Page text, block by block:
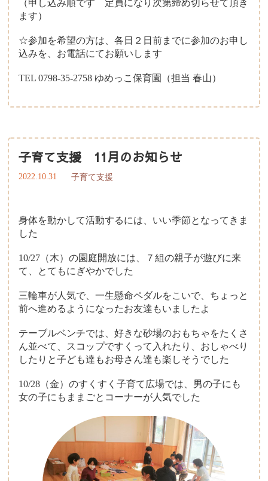
（申し込み順です 定員になり次第締め切らせて頂き
ます）
☆参加を希望の方は、各日２日前までに参加のお申し
込みを、お電話にてお願いします
TEL 0798-35-2758 ゆめっこ保育園（担当 春山）
子育て支援 11月のお知らせ
2022.10.31 子育て支援
身体を動かして活動するには、いい季節となってきま
した
10/27（木）の園庭開放には、７組の親子が遊びに来
て、とてもにぎやかでした
三輪車が人気で、一生懸命ペダルをこいで、ちょっと
前へ進めるようになったお友達もいましたよ
テーブルベンチでは、好きな砂場のおもちゃをたくさ
ん並べて、スコップですくって入れたり、おしゃべり
したりと子ども達もお母さん達も楽しそうでした
10/28（金）のすくすく子育て広場では、男の子にも
女の子にもままごとコーナーが人気でした